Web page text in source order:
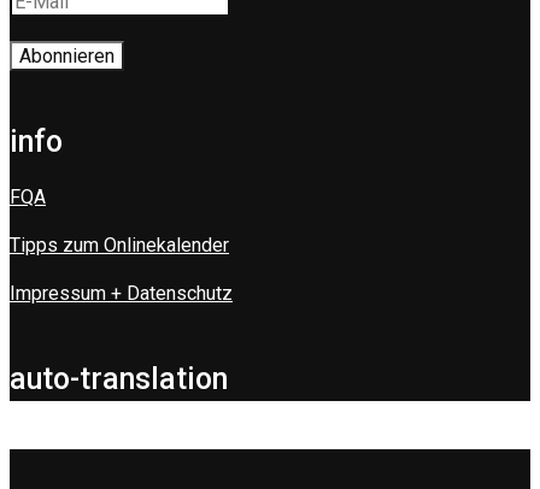
info
FQA
Tipps zum Onlinekalender
Impressum + Datenschutz
auto-translation